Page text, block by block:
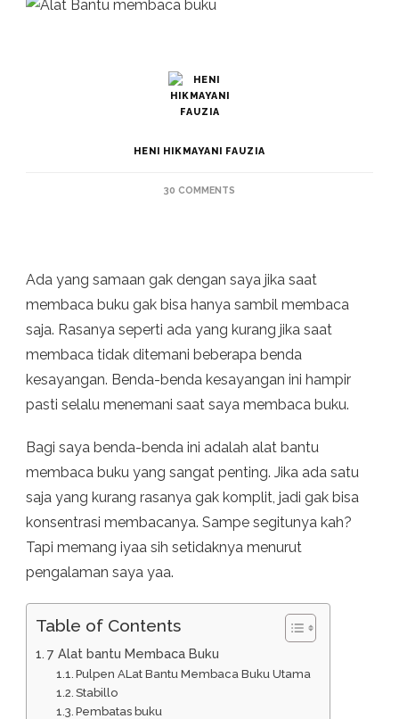
HENI HIKMAYANI FAUZIA
30 COMMENTS
MEMBACA
BUKU
LEBIH
BERMAKNA
Ada yang samaan gak dengan saya jika saat
membaca buku gak bisa hanya sambil membaca
saja. Rasanya seperti ada yang kurang jika saat
membaca tidak ditemani beberapa benda
kesayangan. Benda-benda kesayangan ini hampir
pasti selalu menemani saat saya membaca buku.
Bagi saya benda-benda ini adalah alat bantu
membaca buku yang sangat penting. Jika ada satu
saja yang kurang rasanya gak komplit, jadi gak bisa
konsentrasi membacanya. Sampe segitunya kah?
Tapi memang iyaa sih setidaknya menurut
pengalaman saya yaa.
Table of Contents
7 Alat bantu Membaca Buku
Pulpen ALat Bantu Membaca Buku Utama
Stabillo
Pembatas buku